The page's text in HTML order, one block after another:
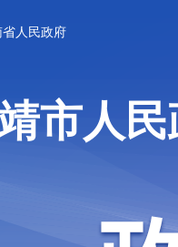
省人民政府
市人